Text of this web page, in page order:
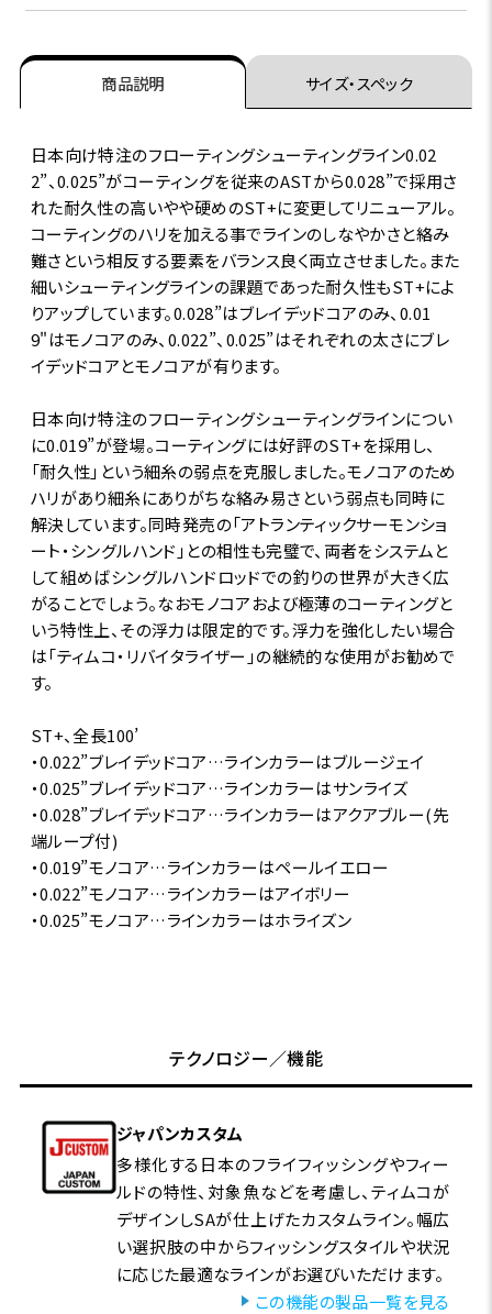
商品説明 サイズ・スペック
日本向け特注のフローティングシューティングライン0.02
2”、0.025”がコーティングを従来のASTから0.028”で採用さ
れた耐久性の高いやや硬めのST+に変更してリニューアル。
コーティングのハリを加える事でラインのしなやかさと絡み
難さという相反する要素をバランス良く両立させました。また
細いシューティングラインの課題であった耐久性もST+によ
りアップしています。0.028”はブレイデッドコアのみ、0.01
9"はモノコアのみ、0.022”、0.025”はそれぞれの太さにブレ
イデッドコアとモノコアが有ります。
日本向け特注のフローティングシューティングラインについ
に0.019”が登場。コーティングには好評のST+を採用し、
「耐久性」という細糸の弱点を克服しました。モノコアのため
ハリがあり細糸にありがちな絡み易さという弱点も同時に
解決しています。同時発売の「アトランティックサーモンショ
ート・シングルハンド」との相性も完璧で、両者をシステムと
して組めばシングルハンドロッドでの釣りの世界が大きく広
がることでしょう。なおモノコアおよび極薄のコーティングと
いう特性上、その浮力は限定的です。浮力を強化したい場合
は「ティムコ・リバイタライザー」の継続的な使用がお勧めで
す。
ST+、全長100’
・0.022”ブレイデッドコア…ラインカラーはブルージェイ
・0.025”ブレイデッドコア…ラインカラーはサンライズ
・0.028”ブレイデッドコア…ラインカラーはアクアブルー(先
端ループ付)
・0.019”モノコア…ラインカラーはペールイエロー
・0.022”モノコア…ラインカラーはアイボリー
・0.025”モノコア…ラインカラーはホライズン
テクノロジー／機能
ジャパンカスタム
多様化する日本のフライフィッシングやフィー
ルドの特性、対象魚などを考慮し、ティムコが
デザインしSAが仕上げたカスタムライン。幅広
い選択肢の中からフィッシングスタイルや状況
に応じた最適なラインがお選びいただけます。
この機能の製品一覧を見る